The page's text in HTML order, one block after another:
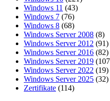
Windows 11 (43)
Windows 7 (76)
Windows 8 (68)
Windows Server 2008 (8)
Windows Server 2012 (91)
Windows Server 2016 (82)
Windows Server 2019
Windows Server 2022 (19)
Windows Server 2025 (32)
Zertifikate (114)